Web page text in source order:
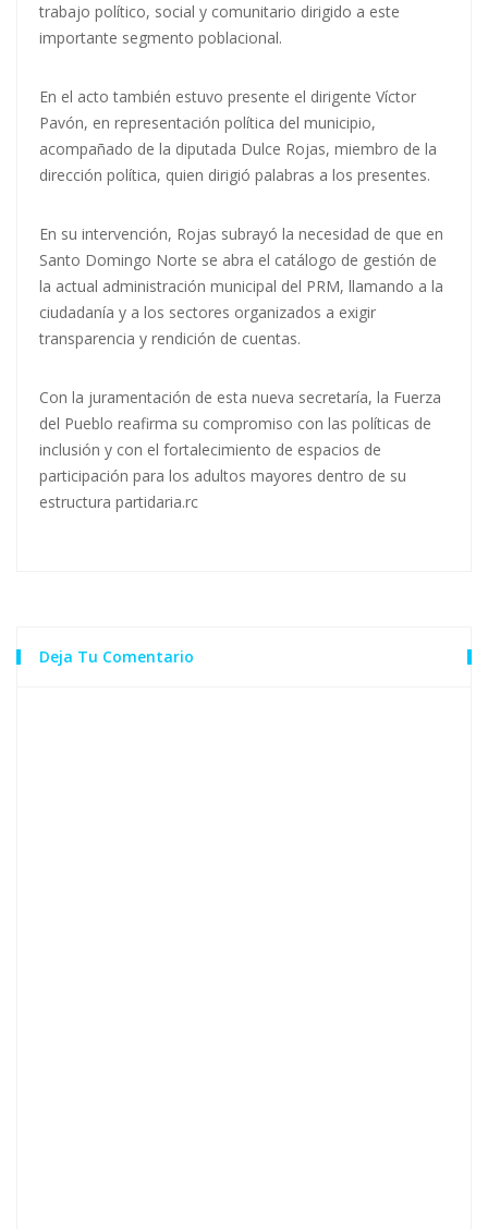
trabajo político, social y comunitario dirigido a este
importante segmento poblacional.
En el acto también estuvo presente el dirigente Víctor
Pavón, en representación política del municipio,
acompañado de la diputada Dulce Rojas, miembro de la
dirección política, quien dirigió palabras a los presentes.
En su intervención, Rojas subrayó la necesidad de que en
Santo Domingo Norte se abra el catálogo de gestión de
la actual administración municipal del PRM, llamando a la
ciudadanía y a los sectores organizados a exigir
transparencia y rendición de cuentas.
Con la juramentación de esta nueva secretaría, la Fuerza
del Pueblo reafirma su compromiso con las políticas de
inclusión y con el fortalecimiento de espacios de
participación para los adultos mayores dentro de su
estructura partidaria.rc
Deja Tu Comentario